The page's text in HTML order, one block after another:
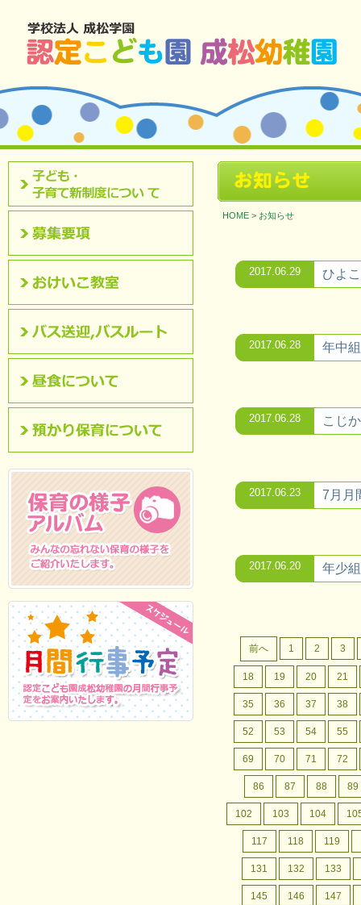
HOME> お知らせ
2017.06.29 ひよ
2017.06.28 年中
2017.06.28 こじ
2017.06.23 7月月
2017.06.20 年少
前へ 1 2 3
18 19 20 21
35 36 37 38
52 53 54 55
69 70 71 72
86 87 88 89
102 103 104
117 118 119
131 132 133
145 146 147
認定こども園について
募集要項
おけいこ教室
バス送迎,バスルート
昼食について
育の様子をご紹介いたします。